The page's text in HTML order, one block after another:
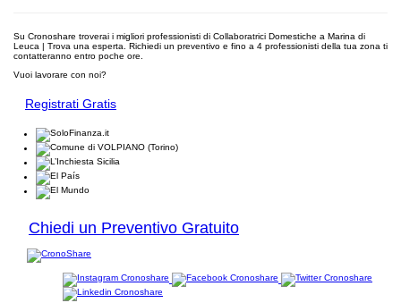
Su Cronoshare troverai i migliori professionisti di Collaboratrici Domestiche a Marina di
Leuca | Trova una esperta. Richiedi un preventivo e fino a 4 professionisti della tua zona ti
contatteranno entro poche ore.
Vuoi lavorare con noi?
Registrati Gratis
Chiedi un Preventivo Gratuito